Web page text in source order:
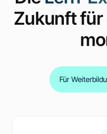
Zukunft für
Für